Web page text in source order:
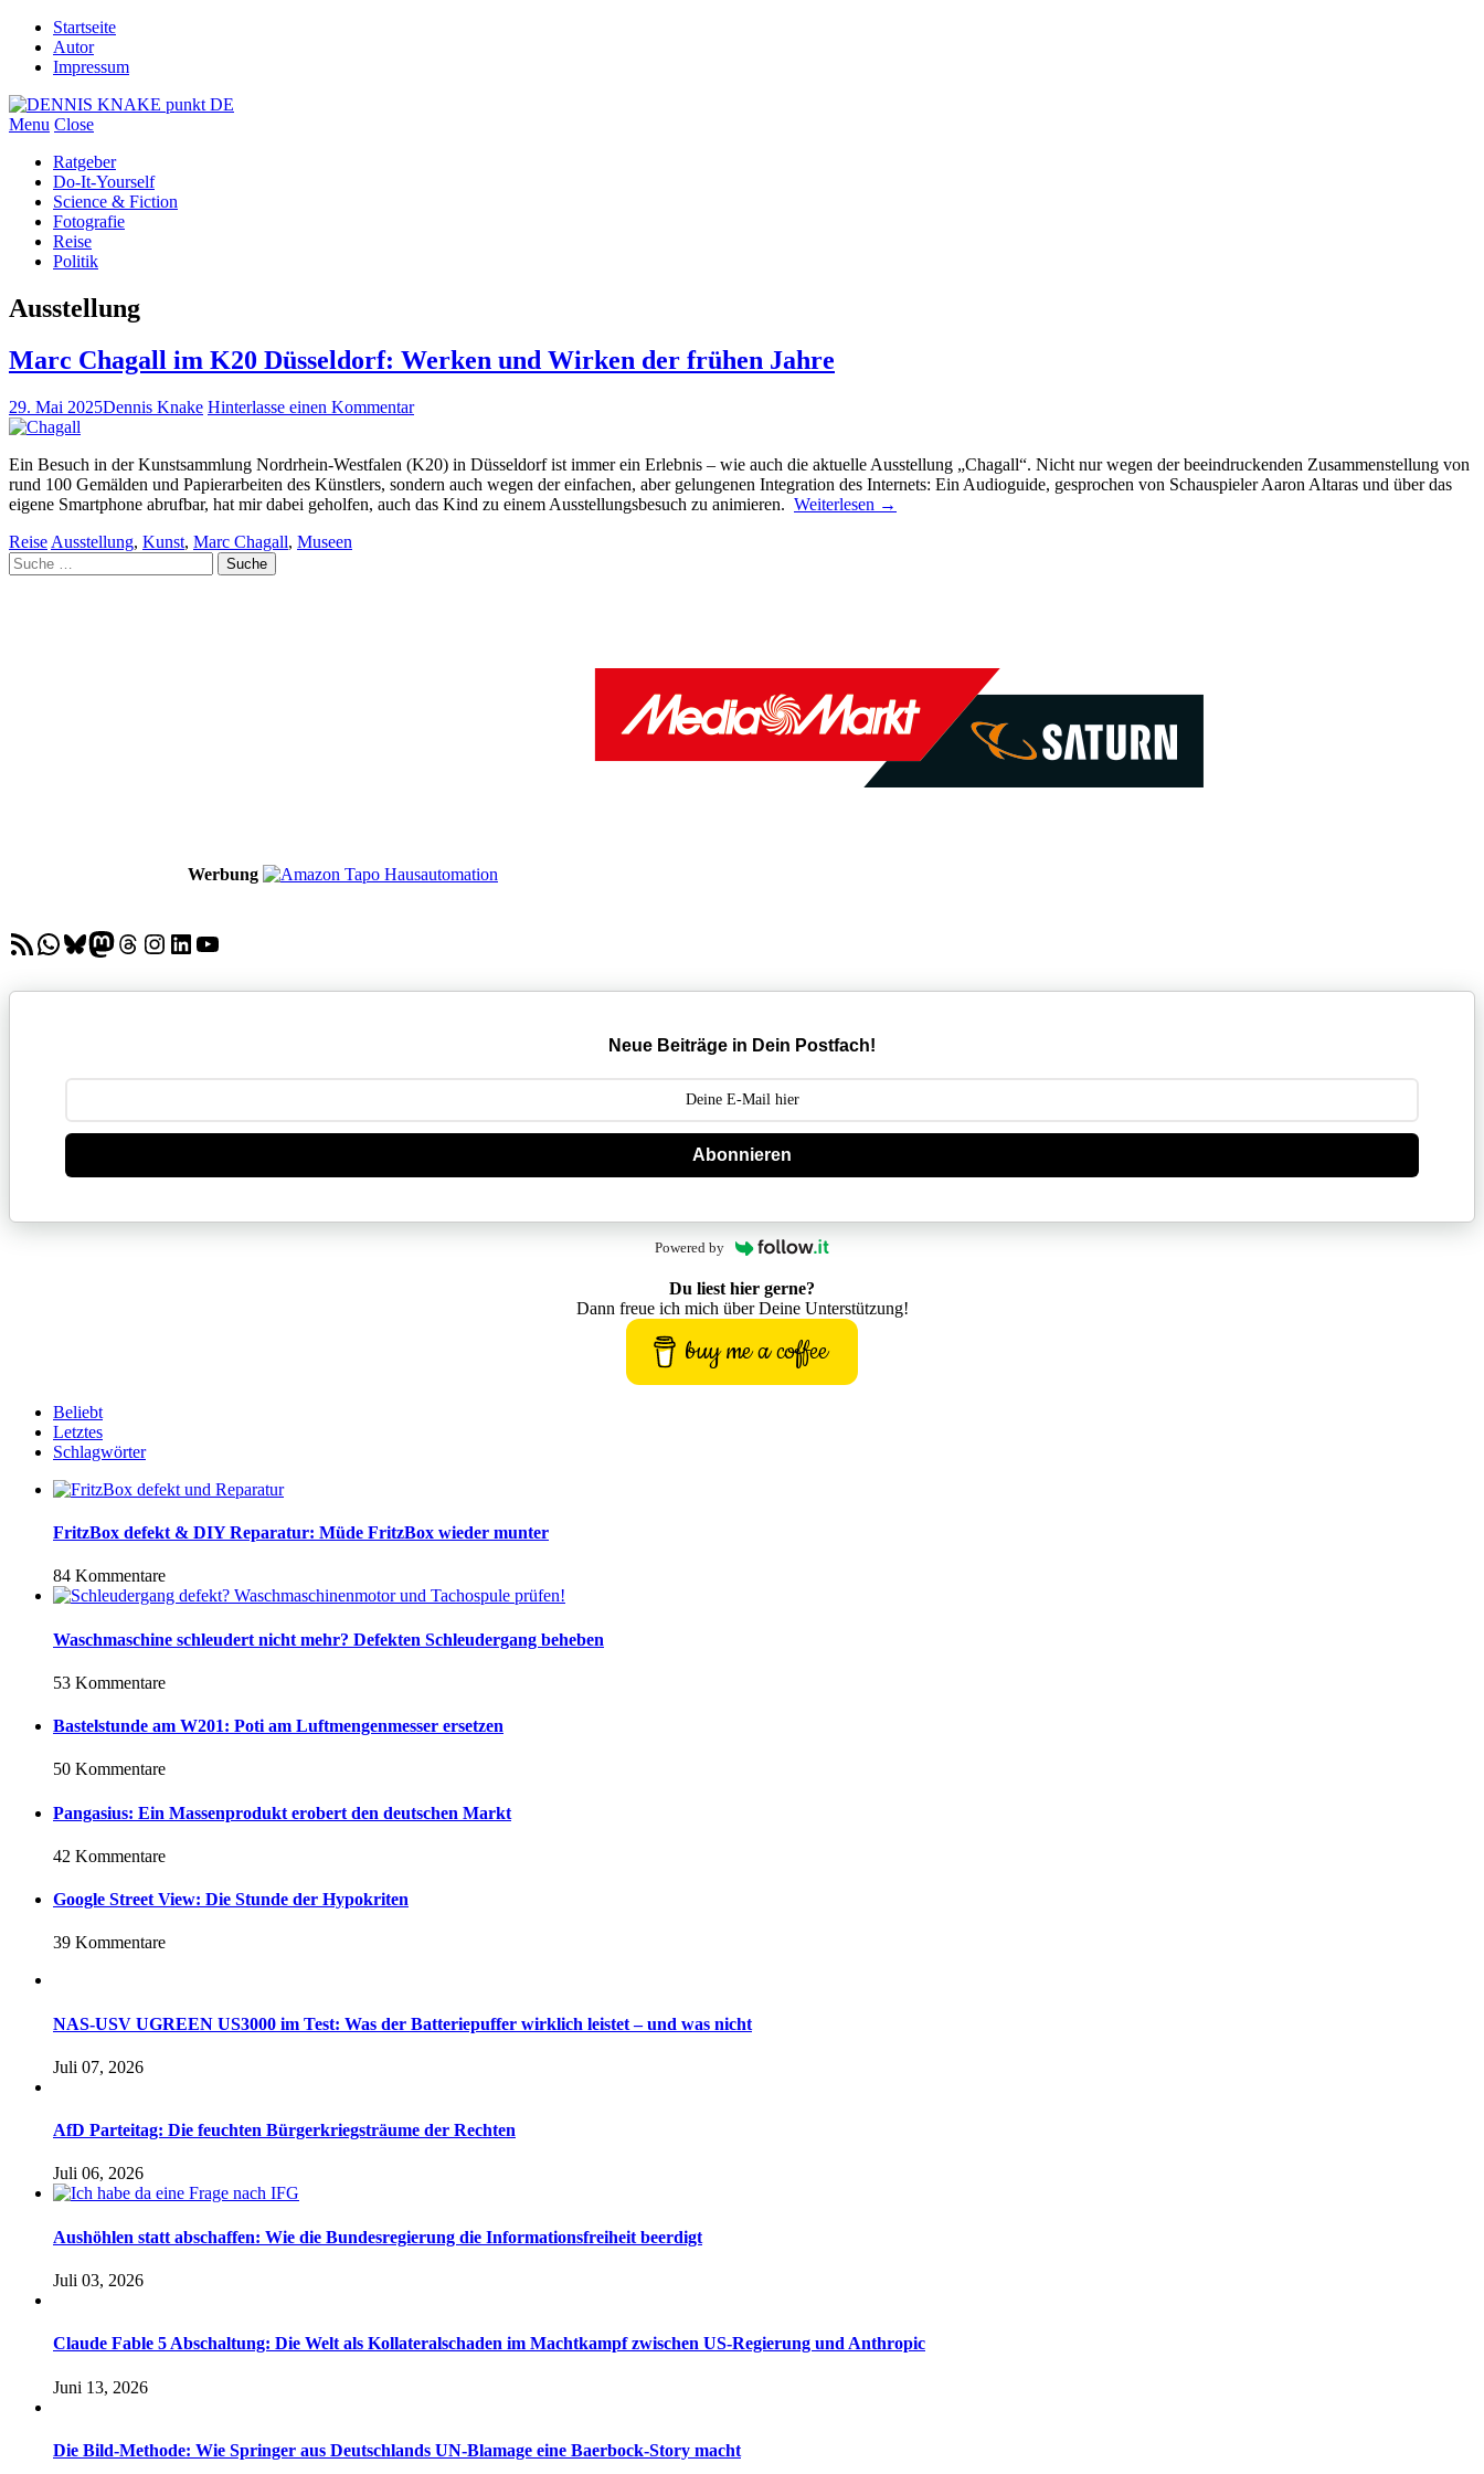
Startseite
Autor
Impressum
Menu Close
Ratgeber
Do-It-Yourself
Science & Fiction
Fotografie
Reise
Politik
Ausstellung
Marc Chagall im K20 Düsseldorf: Werken und Wirken der frühen Jahre
29. Mai 2025Dennis Knake Hinterlasse einen Kommentar
Ein Besuch in der Kunstsammlung Nordrhein-Westfalen (K20) in Düsseldorf ist immer ein Erlebnis – wie auch die aktuelle Ausstellung „Chagall“. Nicht nur wegen der beeindruckenden Zusammenstellung von
rund 100 Gemälden und Papierarbeiten des Künstlers, sondern auch wegen der einfachen, aber gelungenen Integration des Internets: Ein Audioguide, gesprochen von Schauspieler Aaron Altaras und über das
eigene Smartphone abrufbar, hat mir dabei geholfen, auch das Kind zu einem Ausstellungsbesuch zu animieren. Weiterlesen →
Reise Ausstellung, Kunst, Marc Chagall, Museen
Suche
nach:
Werbung
RSS-FeedWhatsApp
Bluesky
Mastodon
Threads
Instagram
LinkedIn
YouTube
Neue Beiträge in Dein Postfach!
Abonnieren
Powered by
Du liest hier gerne?
Dann freue ich mich über Deine Unterstützung!
buy me a coffee
Beliebt
Letztes
Schlagwörter
FritzBox defekt & DIY Reparatur: Müde FritzBox wieder munter
84 Kommentare
Waschmaschine schleudert nicht mehr? Defekten Schleudergang beheben
53 Kommentare
Bastelstunde am W201: Poti am Luftmengenmesser ersetzen
50 Kommentare
Pangasius: Ein Massenprodukt erobert den deutschen Markt
42 Kommentare
Google Street View: Die Stunde der Hypokriten
39 Kommentare
NAS-USV UGREEN US3000 im Test: Was der Batteriepuffer wirklich leistet – und was nicht
Juli 07, 2026
AfD Parteitag: Die feuchten Bürgerkriegsträume der Rechten
Juli 06, 2026
Aushöhlen statt abschaffen: Wie die Bundesregierung die Informationsfreiheit beerdigt
Juli 03, 2026
Claude Fable 5 Abschaltung: Die Welt als Kollateralschaden im Machtkampf zwischen US-Regierung und Anthropic
Juni 13, 2026
Die Bild-Methode: Wie Springer aus Deutschlands UN-Blamage eine Baerbock-Story macht